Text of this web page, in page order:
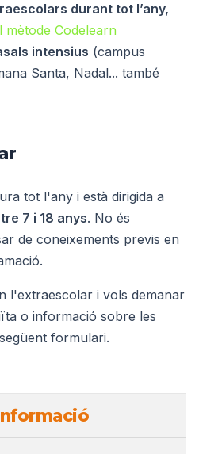
durant tot l’any,
mètode Codelearn
intensius (campus
Santa, Nadal... també
tot l'any i està dirigida a
7 i 18 anys. No és
de coneixements previs en
l'extraescolar i vols demanar
o informació sobre les
formulari.